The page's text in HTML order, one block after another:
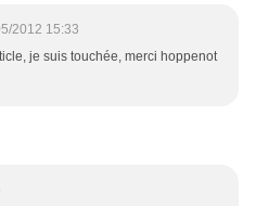
2012 15:33
je suis touchée, merci hoppenot